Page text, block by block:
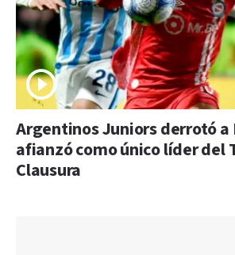
Argentinos Juniors derrotó a
afianzó como único líder del
Clausura